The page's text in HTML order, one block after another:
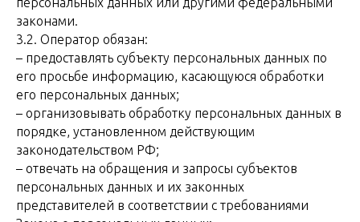
законами.
3.2. Оператор обязан:
– предоставлять субъекту персональных данных по
его просьбе информацию, касающуюся обработки
его персональных данных;
– организовывать обработку персональных данных в
порядке, установленном действующим
законодательством РФ;
– отвечать на обращения и запросы субъектов
персональных данных и их законных
представителей в соответствии с требованиями